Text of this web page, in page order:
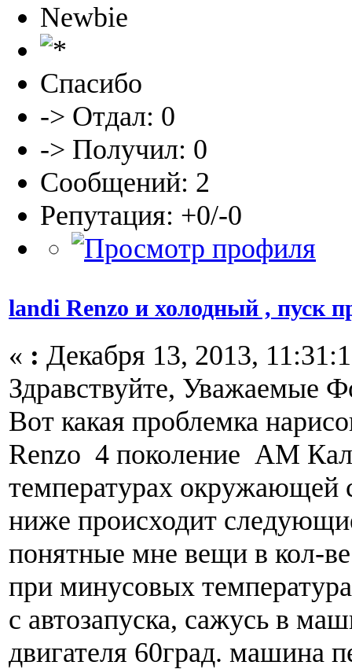
Newbie
Спасибо
-> Отдал: 0
-> Получил: 0
Сообщений: 2
Репутация: +0/-0
landi Renzo и холодный , пуск
« : Декабря 13, 2013,
Здравствуйте, Уважаемые
Вот какая проблемка
Renzo 4 поколение АМ
температурах окружающей
ниже происходит
понятные мне вещи в кол-
при минусовых
с автозапуска, сажусь в
двигателя 60град. машина